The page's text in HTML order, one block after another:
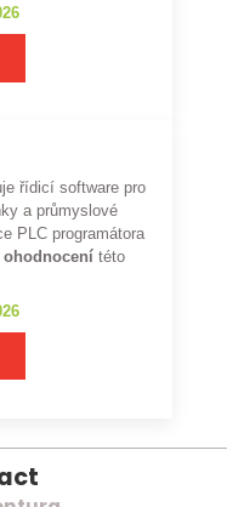
řídicí software pro
a průmyslové
PLC programátora
této